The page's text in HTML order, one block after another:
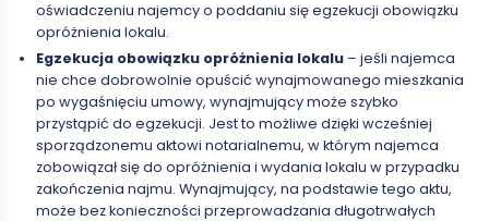
oświadczeniu najemcy o poddaniu się egzekucji obowiązku
opróżnienia lokalu.
Egzekucja obowiązku opróżnienia lokalu– jeśli najemca
nie chce dobrowolnie opuścić wynajmowanego mieszkania
po wygaśnięciu umowy, wynajmujący może szybko
przystąpić do egzekucji. Jest to możliwe dzięki wcześniej
sporządzonemu aktowi notarialnemu, w którym najemca
zobowiązał się do opróżnienia i wydania lokalu w przypadku
zakończenia najmu. Wynajmujący, na podstawie tego aktu,
może bez konieczności przeprowadzania długotrwałych